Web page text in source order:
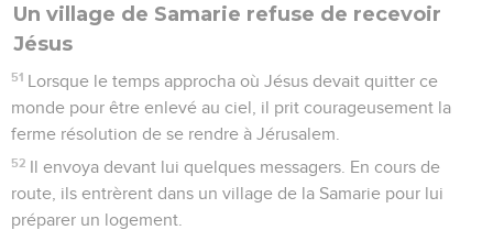
Un village de Samarie refuse de recevoir
Jésus
51 Lorsque le temps approcha où Jésus devait quitter ce
monde pour être enlevé au ciel, il prit courageusement la
ferme résolution de se rendre à Jérusalem.
52 Il envoya devant lui quelques messagers. En cours de
route, ils entrèrent dans un village de la Samarie pour lui
préparer un logement.